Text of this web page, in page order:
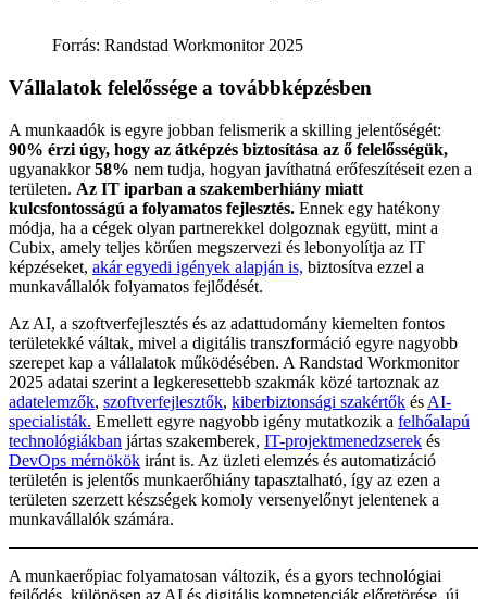
Forrás: Randstad Workmonitor 2025
Vállalatok felelőssége a továbbképzésben
A munkaadók is egyre jobban felismerik a skilling jelentőségét:
90% érzi úgy, hogy az átképzés biztosítása az ő felelősségük,
ugyanakkor58% nem tudja, hogyan javíthatná erőfeszítéseit ezen a
területen. Az IT iparban a szakemberhiány miatt
kulcsfontosságú a folyamatos fejlesztés. Ennek egy hatékony
módja, ha a cégek olyan partnerekkel dolgoznak együtt, mint a
Cubix, amely teljes körűen megszervezi és lebonyolítja az IT
képzéseket, akár egyedi igények alapján is, biztosítva ezzel a
munkavállalók folyamatos fejlődését.
Az AI, a szoftverfejlesztés és az adattudomány kiemelten fontos
területekké váltak, mivel a digitális transzformáció egyre nagyobb
szerepet kap a vállalatok működésében. A Randstad Workmonitor
2025 adatai szerint a legkeresettebb szakmák közé tartoznak az
adatelemzők, szoftverfejlesztők, kiberbiztonsági szakértők és AI-
specialisták. Emellett egyre nagyobb igény mutatkozik a felhőalapú
technológiákban jártas szakemberek, IT-projektmenedzserek és
DevOps mérnökök iránt is. Az üzleti elemzés és automatizáció
területén is jelentős munkaerőhiány tapasztalható, így az ezen a
területen szerzett készségek komoly versenyelőnyt jelentenek a
munkavállalók számára.
A munkaerőpiac folyamatosan változik, és a gyors technológiai
fejlődés, különösen az AI és digitális kompetenciák előretörése, új